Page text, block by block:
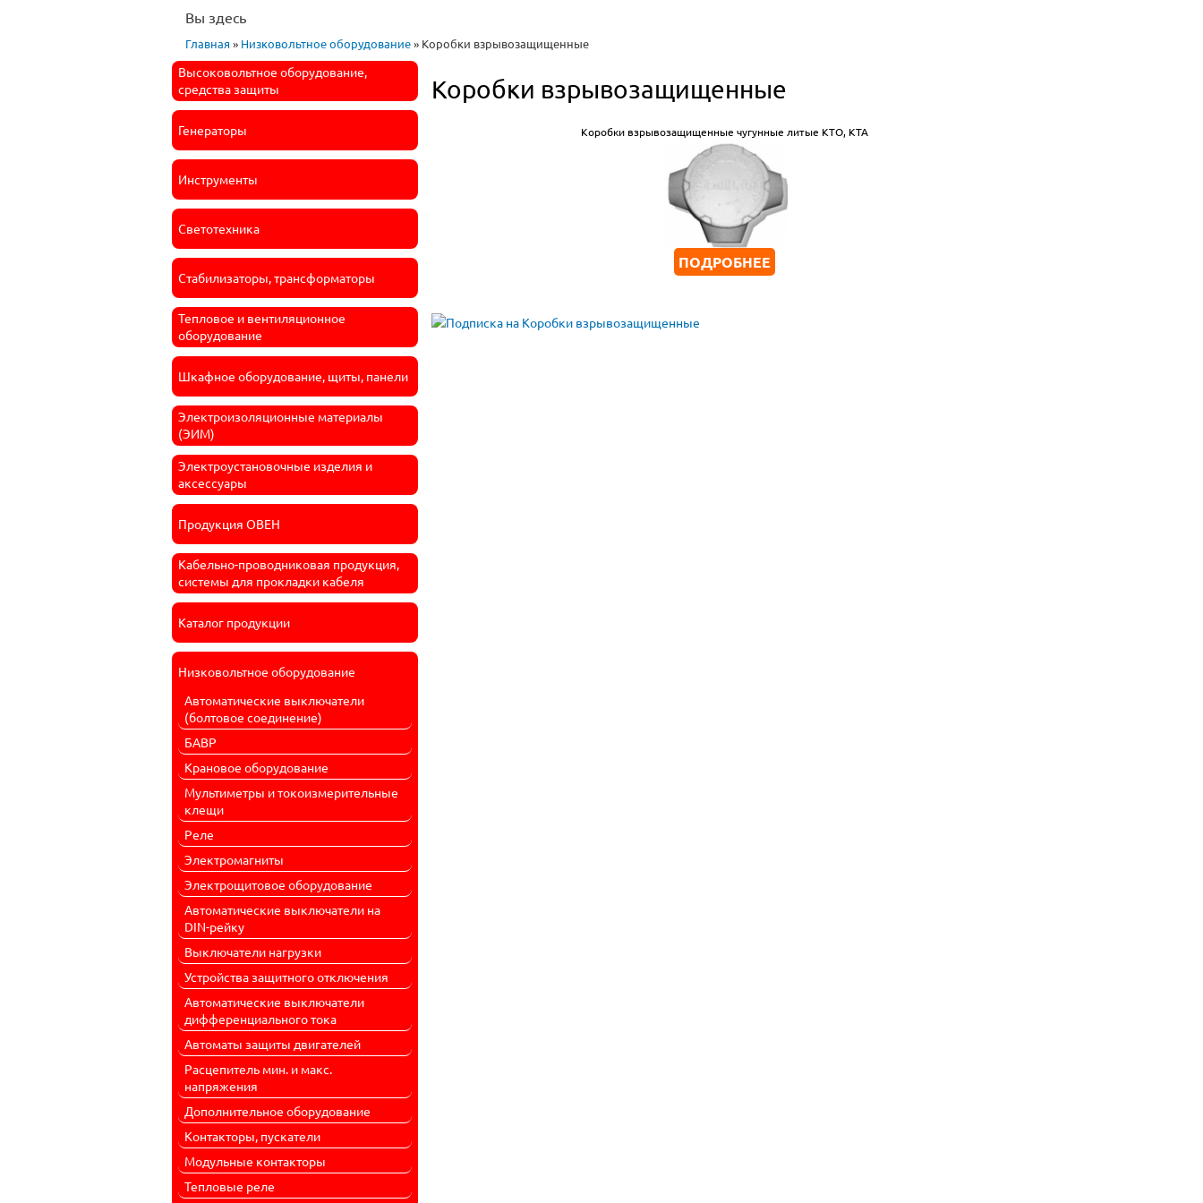
Вы здесь
Главная » Низковольтное оборудование» Коробки взрывозащищенные
Высоковольтное оборудование,
средства защиты
Генераторы
Инструменты
Светотехника
Стабилизаторы, трансформаторы
Тепловое и вентиляционное
оборудование
Шкафное оборудование, щиты, панели
Электроизоляционные материалы
(ЭИМ)
Электроустановочные изделия и
аксессуары
Продукция ОВЕН
Кабельно-проводниковая продукция,
системы для прокладки кабеля
Каталог продукции
Низковольтное оборудование
Автоматические выключатели
(болтовое соединение)
БАВР
Крановое оборудование
Мультиметры и токоизмерительные
клещи
Реле
Электромагниты
Электрощитовое оборудование
Автоматические выключатели на
DIN-рейку
Выключатели нагрузки
Устройства защитного отключения
Автоматические выключатели
дифференциального тока
Автоматы защиты двигателей
Расцепитель мин. и макс.
напряжения
Дополнительное оборудование
Контакторы, пускатели
Модульные контакторы
Тепловые реле
Коробки взрывозащищенные
Коробки взрывозащищенные чугунные литые КТО, КТА
ПОДРОБНЕЕ